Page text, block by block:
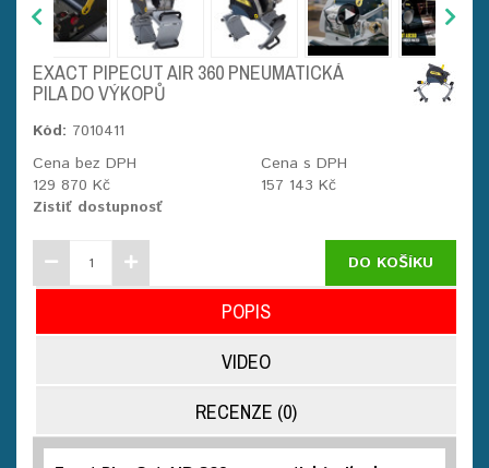
EXACT PIPECUT AIR 360 PNEUMATICKÁ
PILA DO VÝKOPŮ
Kód: 7010411
Cena bez DPH
129 870 Kč
Cena s DPH
157 143 Kč
Zistiť dostupnosť
DO KOŠÍKU
POPIS
VIDEO
RECENZE (0)